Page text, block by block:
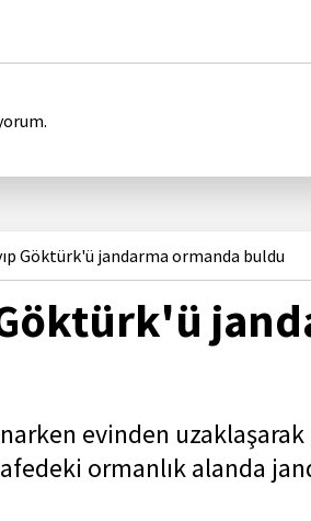
Göktürk'ü jandarma ormanda buldu
evinden
ormanlık alanda